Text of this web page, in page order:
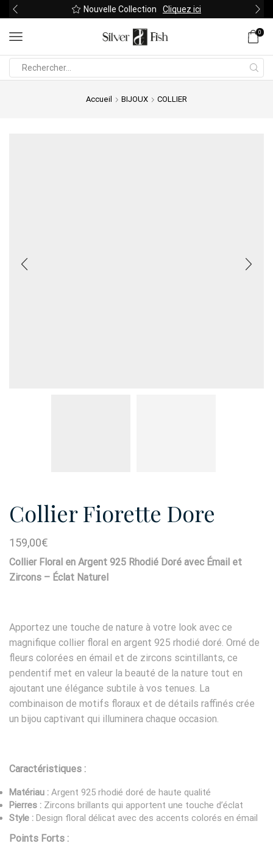
Nouvelle Collection Cliquez ici
0
Accueil BIJOUX COLLIER
Collier Fiorette Dore
159,00€
Collier Floral en Argent 925 Rhodié Doré avec Émail et
Zircons – Éclat Naturel
Apportez une touche de nature à votre look avec ce
magnifique collier floral en argent 925 rhodié doré. Orné de
fleurs colorées en émail et de zircons scintillants, ce
pendentif met en valeur la beauté de la nature tout en
ajoutant une élégance subtile à vos tenues. La
combinaison de motifs floraux et de détails raffinés crée
un bijou captivant qui illuminera chaque occasion.
Caractéristiques :
Matériau : Argent 925 rhodié doré de haute qualité
Pierres : Zircons brillants qui apportent une touche d’éclat
Style : Design floral délicat avec des accents colorés en émail
Points Forts :